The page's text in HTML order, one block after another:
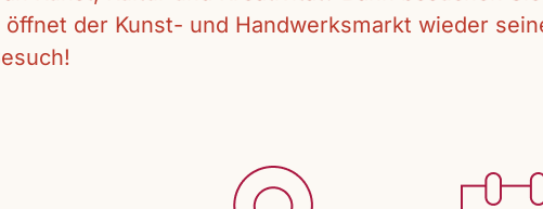
der Kunst- und Handwerksmarkt wieder